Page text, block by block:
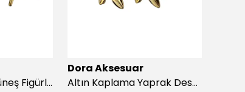
Altın Kaplama Güneş Figürlü İnci Küpe
Dora Aksesuar
Altın Kaplama Yaprak Desen İnci Küpe